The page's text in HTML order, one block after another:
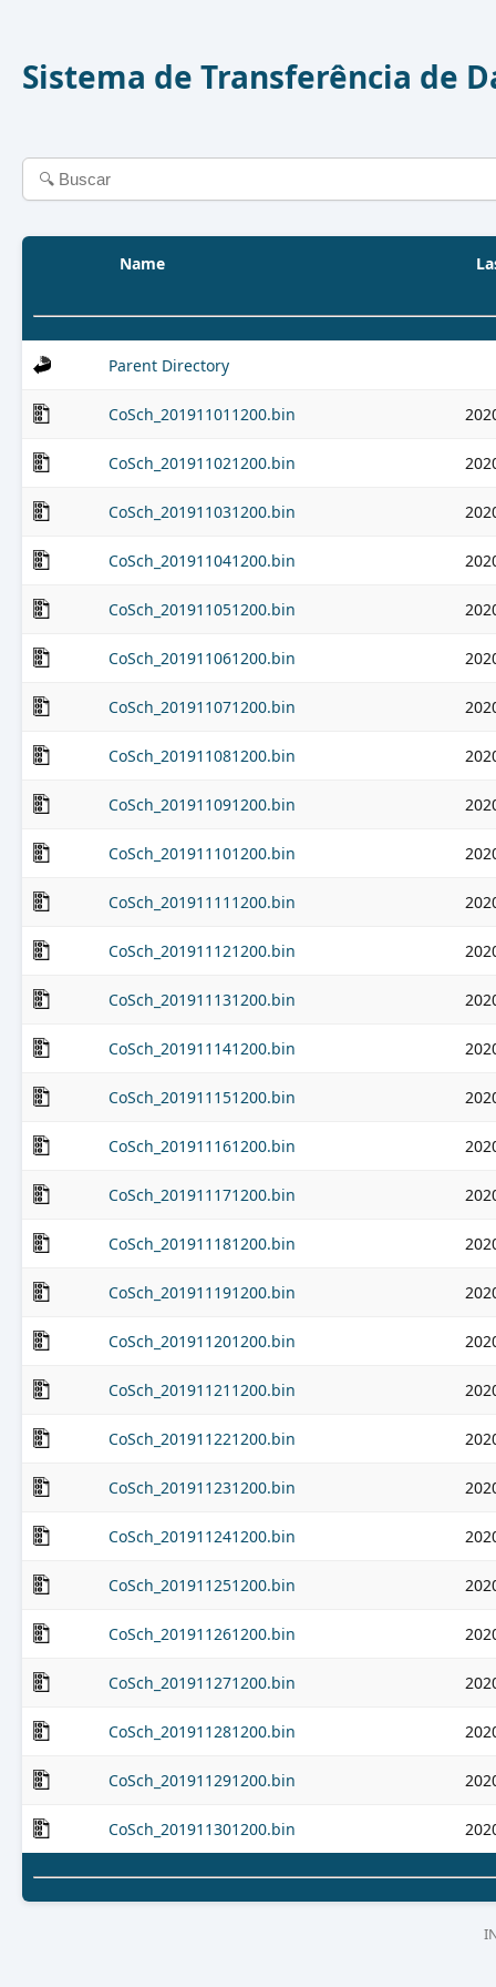
Sistema de Transferência de
Name
Parent Directory
CoSch_201911011200.bin
CoSch_201911021200.bin
CoSch_201911031200.bin
CoSch_201911041200.bin
CoSch_201911051200.bin
CoSch_201911061200.bin
CoSch_201911071200.bin
CoSch_201911081200.bin
CoSch_201911091200.bin
CoSch_201911101200.bin
CoSch_201911111200.bin
CoSch_201911121200.bin
CoSch_201911131200.bin
CoSch_201911141200.bin
CoSch_201911151200.bin
CoSch_201911161200.bin
CoSch_201911171200.bin
CoSch_201911181200.bin
CoSch_201911191200.bin
CoSch_201911201200.bin
CoSch_201911211200.bin
CoSch_201911221200.bin
CoSch_201911231200.bin
CoSch_201911241200.bin
CoSch_201911251200.bin
CoSch_201911261200.bin
CoSch_201911271200.bin
CoSch_201911281200.bin
CoSch_201911291200.bin
CoSch_201911301200.bin